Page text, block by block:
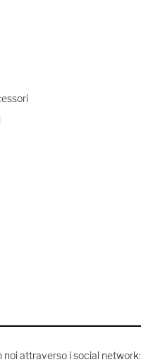
attraverso i social network: